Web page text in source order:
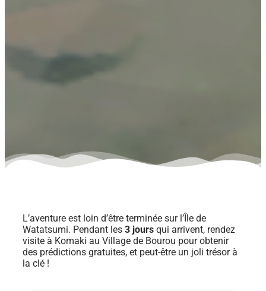
L’aventure est loin d’être terminée sur l’Île de
Watatsumi. Pendant les 3 jours qui arrivent, rendez
visite à Komaki au Village de Bourou pour obtenir
des prédictions gratuites, et peut-être un joli trésor à
la clé !